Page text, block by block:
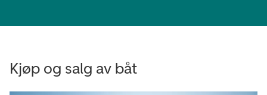
Kjøp og salg av båt